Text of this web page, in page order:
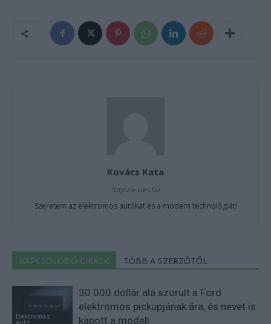
Kovács Kata
http://e-cars.hu
Szeretem az elektromos autókat és a modern technológiát!
KAPCSOLÓDÓ CIKKEK TÖBB A SZERZŐTŐL
Elektromos
autó
30 000 dollár alá szorult a Ford
elektromos pickupjának ára, és nevet is
kapott a modell